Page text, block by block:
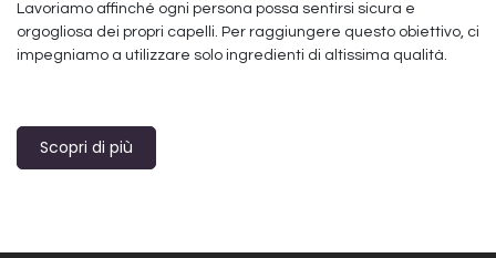
Lavoriamo affinché ogni persona possa sentirsi sicura e
orgogliosa dei propri capelli. Per raggiungere questo obiettivo, ci
impegniamo a utilizzare solo ingredienti di altissima qualità.
Scopri di più